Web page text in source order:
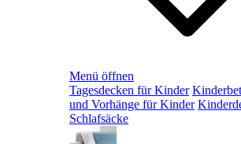
Menü öffnen
Tagesdecken für Kinder
und Vorhänge für Kinder
Schlafsäcke